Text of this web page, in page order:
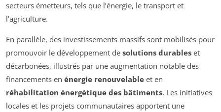
secteurs émetteurs, tels que l’énergie, le transport et
l’agriculture.
En parallèle, des investissements massifs sont mobilisés pour
promouvoir le développement de solutions durables et
décarbonées, illustrés par une augmentation notable des
financements en énergie renouvelable et en
réhabilitation énergétique des bâtiments. Les initiatives
locales et les projets communautaires apportent une